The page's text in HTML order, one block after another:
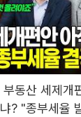
부동산 세제개
냐? "종부세율